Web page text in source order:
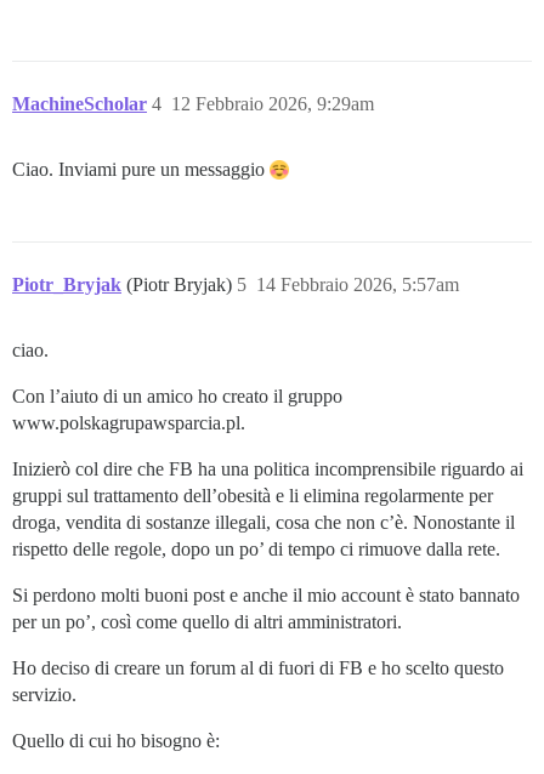
MachineScholar 12 Febbraio 2026, 9:29am
4
Ciao. Inviami pure un messaggio
Piotr_Bryjak (Piotr Bryjak) 14 Febbraio 2026, 5:57am
5
ciao.
Con l’aiuto di un amico ho creato il gruppo
www.polskagrupawsparcia.pl.
Inizierò col dire che FB ha una politica incomprensibile riguardo ai
gruppi sul trattamento dell’obesità e li elimina regolarmente per
droga, vendita di sostanze illegali, cosa che non c’è. Nonostante il
rispetto delle regole, dopo un po’ di tempo ci rimuove dalla rete.
Si perdono molti buoni post e anche il mio account è stato bannato
per un po’, così come quello di altri amministratori.
Ho deciso di creare un forum al di fuori di FB e ho scelto questo
servizio.
Quello di cui ho bisogno è: